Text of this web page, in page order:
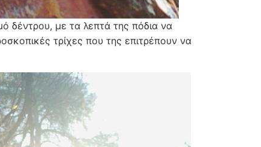
δέντρου, με τα λεπτά της πόδια να
τρίχες που της επιτρέπουν να